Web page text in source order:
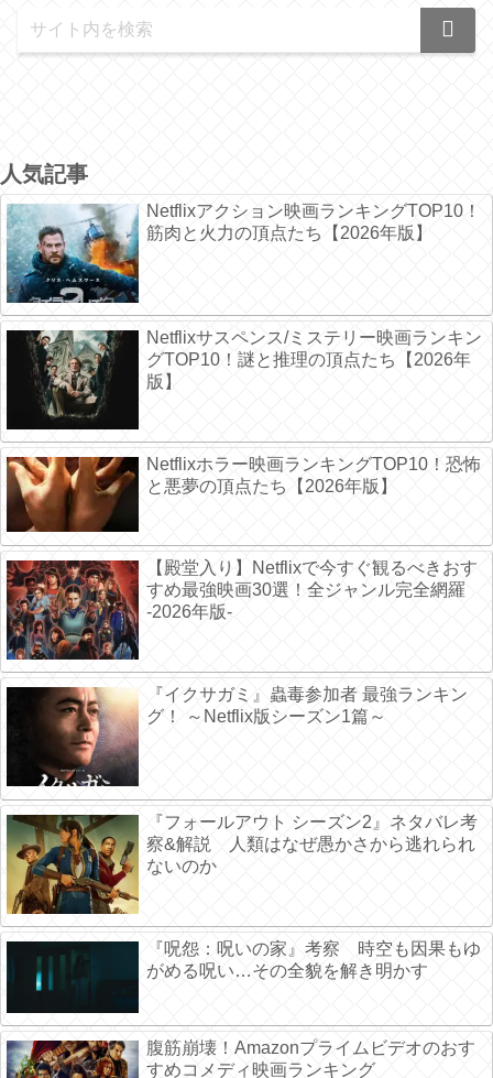
人気記事
Netflixアクション映画ランキングTOP10！
筋肉と火力の頂点たち【2026年版】
Netflixサスペンス/ミステリー映画ランキン
グTOP10！謎と推理の頂点たち【2026年
版】
Netflixホラー映画ランキングTOP10！恐怖
と悪夢の頂点たち【2026年版】
【殿堂入り】Netflixで今すぐ観るべきおす
すめ最強映画30選！全ジャンル完全網羅
-2026年版-
『イクサガミ』蟲毒参加者 最強ランキン
グ！ ～Netflix版シーズン1篇～
『フォールアウト シーズン2』ネタバレ考
察&解説 人類はなぜ愚かさから逃れられ
ないのか
『呪怨：呪いの家』考察 時空も因果もゆ
がめる呪い…その全貌を解き明かす
腹筋崩壊！Amazonプライムビデオのおす
すめコメディ映画ランキング